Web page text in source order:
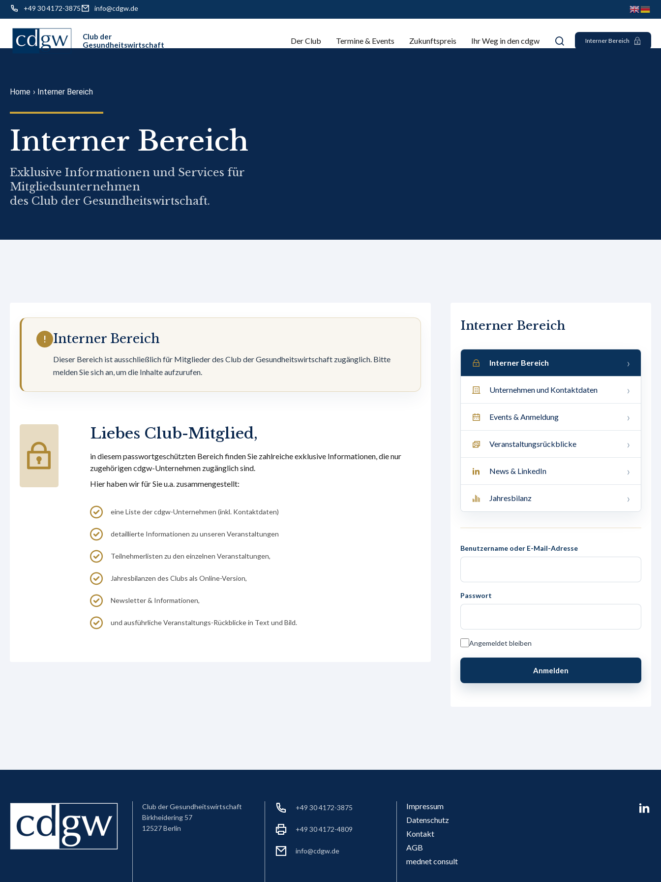
+49 30 4172-3875 info@cdgw.de
Der Club Termine & Events Zukunftspreis Ihr Weg in den cdgw Interner Bereich
Home › Interner Bereich
Interner Bereich
Exklusive Informationen und Services für
Mitgliedsunternehmen
des Club der Gesundheitswirtschaft.
! Interner Bereich
Dieser Bereich ist ausschließlich für Mitglieder des Club der Gesundheitswirtschaft zugänglich. Bitte
melden Sie sich an, um die Inhalte aufzurufen.
Liebes Club-Mitglied,
in diesem passwortgeschützten Bereich finden Sie zahlreiche exklusive Informationen, die nur
zugehörigen cdgw-Unternehmen zugänglich sind.
Hier haben wir für Sie u.a. zusammengestellt:
eine Liste der cdgw-Unternehmen (inkl. Kontaktdaten)
detaillierte Informationen zu unseren Veranstaltungen
Teilnehmerlisten zu den einzelnen Veranstaltungen,
Jahresbilanzen des Clubs als Online-Version,
Newsletter & Informationen,
und ausführliche Veranstaltungs-Rückblicke in Text und Bild.
Interner Bereich
Interner Bereich
Unternehmen und Kontaktdaten
Events & Anmeldung
Veranstaltungsrückblicke
News & LinkedIn
Jahresbilanz
Benutzername oder E-Mail-Adresse
Passwort
Angemeldet bleiben
Club der Gesundheitswirtschaft
Birkheidering 57
12527 Berlin
+49 30 4172-3875
+49 30 4172-4809
info@cdgw.de
Impressum
Datenschutz
Kontakt
AGB
mednet consult